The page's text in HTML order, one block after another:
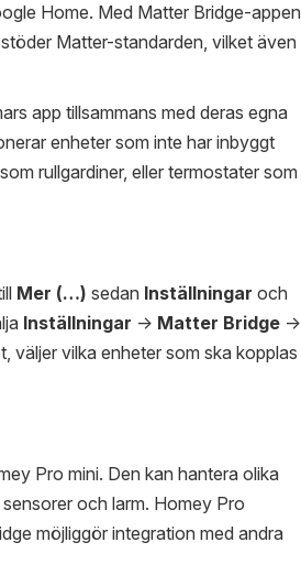
Home. Med Matter Bridge-appen
Matter-standarden, vilket även
app tillsammans med deras egna
enheter som inte har inbyggt
rullgardiner, eller termostater som
Mer (…) sedan Inställningar och
Inställningar -> Matter Bridge ->
väljer vilka enheter som ska kopplas
Pro mini. Den kan hantera olika
och larm. Homey Pro
möjliggör integration med andra